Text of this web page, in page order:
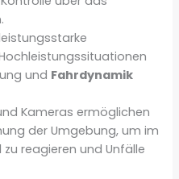
und Fahrdynamik
Kameras ermöglichen
der Umgebung, um im
reagieren und Unfälle